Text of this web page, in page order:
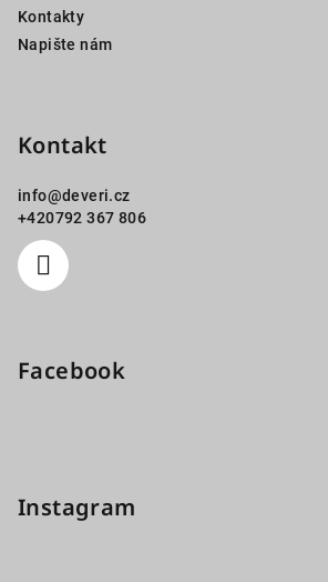
Kontakty
Napište nám
Kontakt
info@deveri.cz
+420792 367 806
Facebook
Instagram